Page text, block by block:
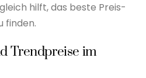
hilft, das beste Preis-
finden.
Trendpreise im